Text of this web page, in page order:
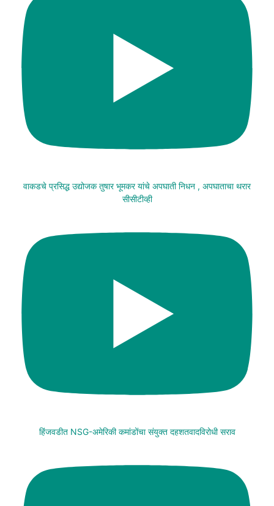
वाकडचे प्रसिद्ध उद्योजक तुषार भूमकर यांचे अपघाती निधन , अपघाताचा थरार
सीसीटीव्ही
हिंजवडीत NSG-अमेरिकी कमांडोंचा संयुक्त दहशतवादविरोधी सराव